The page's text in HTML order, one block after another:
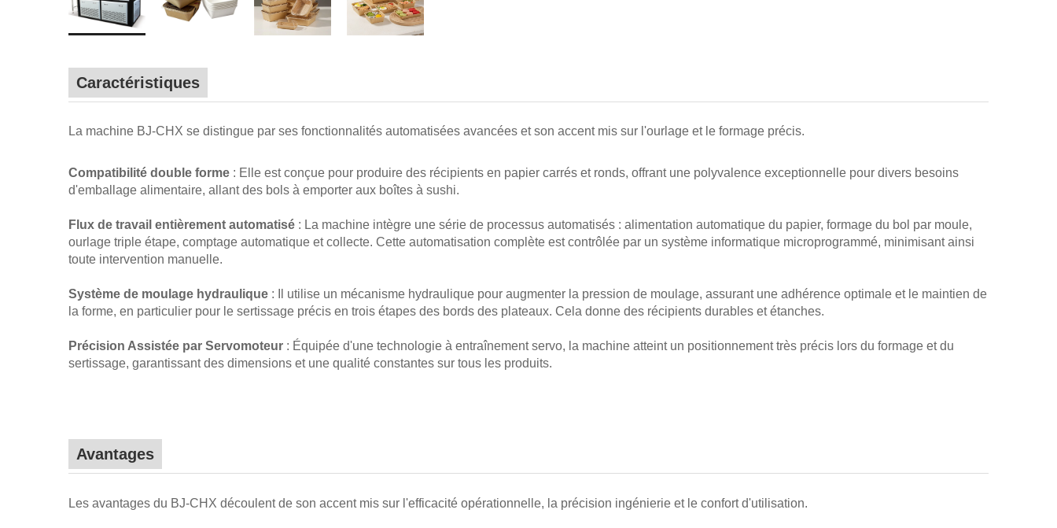
Caractéristiques
La machine BJ-CHX se distingue par ses fonctionnalités automatisées avancées et son accent mis sur l'ourlage et le formage précis.
Compatibilité double forme : Elle est conçue pour produire des récipients en papier carrés et ronds, offrant une polyvalence exceptionnelle pour divers besoins
d'emballage alimentaire, allant des bols à emporter aux boîtes à sushi.
Flux de travail entièrement automatisé : La machine intègre une série de processus automatisés : alimentation automatique du papier, formage du bol par moule,
ourlage triple étape, comptage automatique et collecte. Cette automatisation complète est contrôlée par un système informatique microprogrammé, minimisant ainsi
toute intervention manuelle.
Système de moulage hydraulique : Il utilise un mécanisme hydraulique pour augmenter la pression de moulage, assurant une adhérence optimale et le maintien de
la forme, en particulier pour le sertissage précis en trois étapes des bords des plateaux. Cela donne des récipients durables et étanches.
Précision Assistée par Servomoteur : Équipée d'une technologie à entraînement servo, la machine atteint un positionnement très précis lors du formage et du
sertissage, garantissant des dimensions et une qualité constantes sur tous les produits.
Avantages
Les avantages du BJ-CHX découlent de son accent mis sur l'efficacité opérationnelle, la précision ingénierie et le confort d'utilisation.